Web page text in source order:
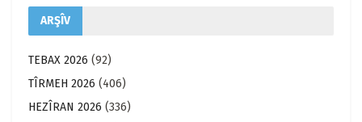
ARŞÎV
TEBAX 2026 (92)
TÎRMEH 2026 (406)
HEZÎRAN 2026 (336)